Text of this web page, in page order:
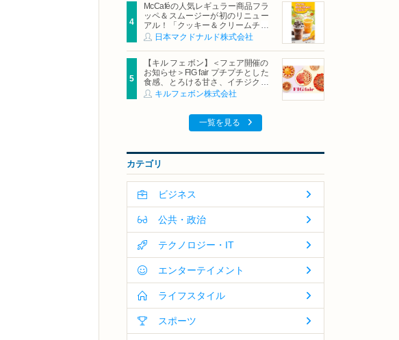
McCaféの人気レギュラー商品フラ
ッペ＆スムージーが初のリニュー
アル！「クッキー＆クリームチョ
コフラッペ」「マンゴースムージ
ー」8月5日（水）から販売開始
日本マクドナルド株式会社
【キル フェ ボン】＜フェア開催の
お知らせ＞FIG fair プチプチとした
食感、とろける甘さ、イチジクの
魅力をたっぷりと。新作を含め、
イチジク尽くしの全4種が登場8月
キルフェボン株式会社
一覧を見る
カテゴリ
ビジネス
公共・政治
テクノロジー・IT
エンターテイメント
ライフスタイル
スポーツ